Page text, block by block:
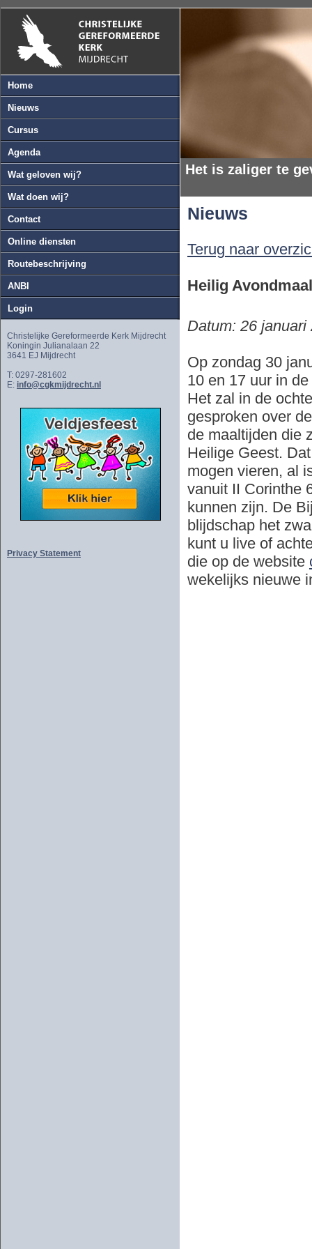
Home
Nieuws
Cursus
Agenda
Wat geloven wij?
Wat doen wij?
Contact
Online diensten
Routebeschrijving
ANBI
Login
Christelijke Gereformeerde Kerk Mijdrecht
Koningin Julianalaan 22
3641 EJ Mijdrecht
T: 0297-281602
E: info@cgkmijdrecht.nl
Privacy Statement
Het is zaliger te
Nieuws
Terug naar
Heilig
Datum: 26 januari
Op zondag 30
10 en 17 uur in
Het zal in de
gesproken over
de maaltijden die
Heilige Geest.
mogen vieren, al
vanuit II Corinthe
kunnen zijn. De
blijdschap het
kunt u live of
die op de website
wekelijks nieuwe